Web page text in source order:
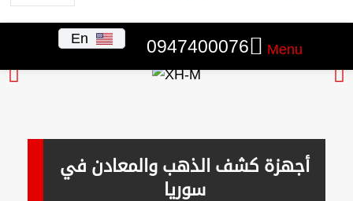
Menu
0947400076
En
أجهزة كشف الذهب والمعادن في
سوريا